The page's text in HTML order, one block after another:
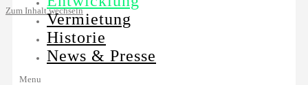
Zum Inhalt wechselnVermietung
Historie
News & Presse
Menu